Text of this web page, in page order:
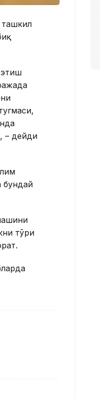
ташкил
– дейди
бундай
тўғри